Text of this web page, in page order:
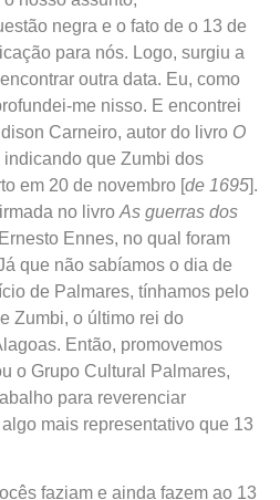
negra e o fato de o 13 de
para nós. Logo, surgiu a
outra data. Eu, como
me nisso. E encontrei
Carneiro, autor do livro O
indicando que Zumbi dos
em 20 de novembro [de 1695].
no livro As guerras dos
Ennes, no qual foram
que não sabíamos o dia de
de Palmares, tínhamos pelo
Zumbi, o último rei do
Então, promovemos
o Grupo Cultural Palmares,
para reverenciar
mais representativo que 13
faziam e ainda fazem ao 13